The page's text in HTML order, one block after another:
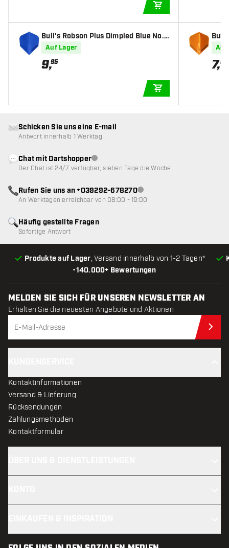
Bull's Robson Plus Dimpled Blue No.2
- Dart Flights
Auf Lager
9,95
e -
Auf
7,95
•140.000+ Bewertungen
Produkte auf Lager, Versand innerhalb von 1-2 Tagen*
Häufig gestellte Fragen
Sofortige Antwort
Schicken Sie uns eine E-mail
Antwort innerhalb 1 Werktag
Chat mit DartshopperKundenservice nicht verfügbar
Der Chat ist 24/7 verfügbar, sieben Tage die Woche
Rufen Sie uns an +039292-678270Kundenservice nicht
An Werktagen erreichbar von 08:00 - 19:00
MELDEN SIE SICH FÜR UNSEREN NEWSLETTER AN
Erhalten Sie die neuesten Angebote und Aktionen
Kontaktinformationen
Versand & Lieferung
Rücksendungen
Zahlungsmethoden
Kontaktformular